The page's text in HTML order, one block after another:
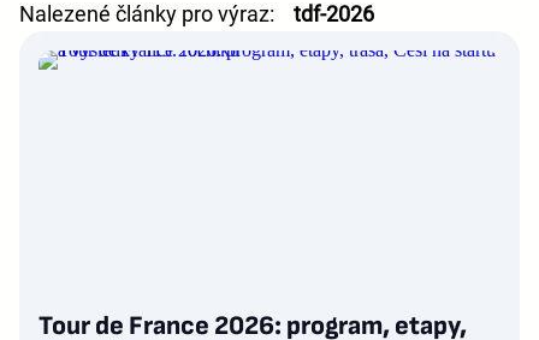
Nalezené články pro výraz: tdf-2026
Tour de France 2026: program, etapy,